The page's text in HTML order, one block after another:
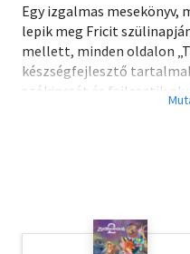
Egy izgalmas mesekönyv,
lepik meg Fricit
mellett, minden oldalon
készségfejlesztő
szókincsét és fejlesztik